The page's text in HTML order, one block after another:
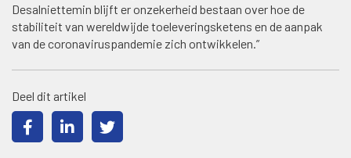
Desalniettemin blijft er onzekerheid bestaan ​​over hoe de
stabiliteit van wereldwijde toeleveringsketens en de aanpak
van de coronaviruspandemie zich ontwikkelen.”
Deel dit artikel